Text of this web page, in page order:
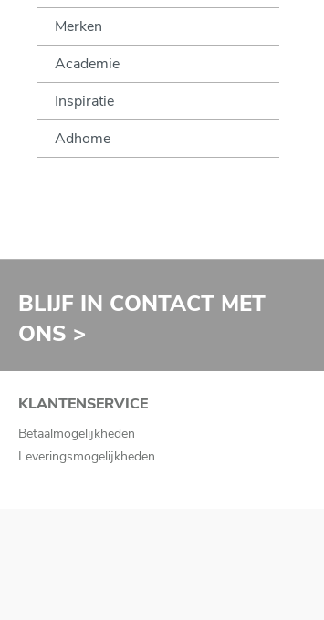
Merken
Academie
Inspiratie
Adhome
BLIJF IN CONTACT MET
ONS >
KLANTENSERVICE
Betaalmogelijkheden
Leveringsmogelijkheden